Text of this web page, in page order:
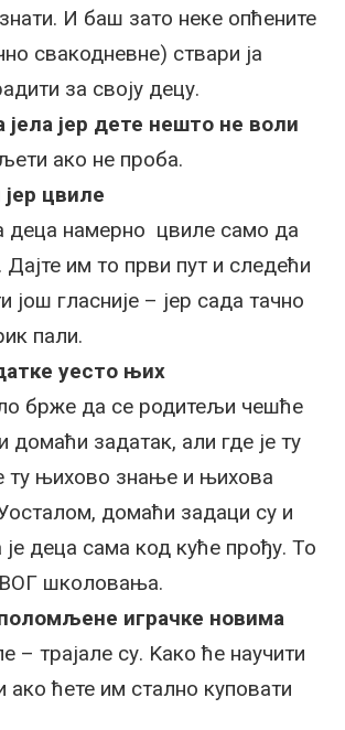
И баш зато неке опћените
свакодневне) ствари ја
за своју децу.
јела јер дете нешто не воли
ако не проба.
цвиле
деца намерно цвиле само да
Дајте им то први пут и следећи
још гласније – јер сада тачно
пали.
уесто њих
брже да се родитељи чешће
домаћи задатак, али где је ту
ту њихово знање и њихова
домаћи задаци су и
деца сама код куће прођу. То
школовања.
играчке новима
– трајале су. Kако ће научити
ако ћете им стално куповати